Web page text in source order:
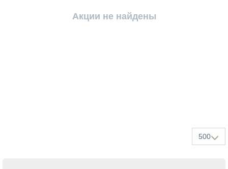
Акции не найдены
500